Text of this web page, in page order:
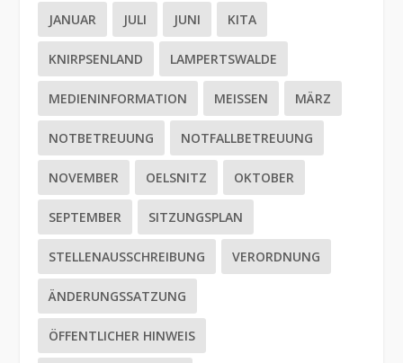
JANUAR JULI JUNI KITA
KNIRPSENLAND LAMPERTSWALDE
MEDIENINFORMATION MEISSEN MÄRZ
NOTBETREUUNG NOTFALLBETREUUNG
NOVEMBER OELSNITZ OKTOBER
SEPTEMBER SITZUNGSPLAN
STELLENAUSSCHREIBUNG VERORDNUNG
ÄNDERUNGSSATZUNG
ÖFFENTLICHER HINWEIS